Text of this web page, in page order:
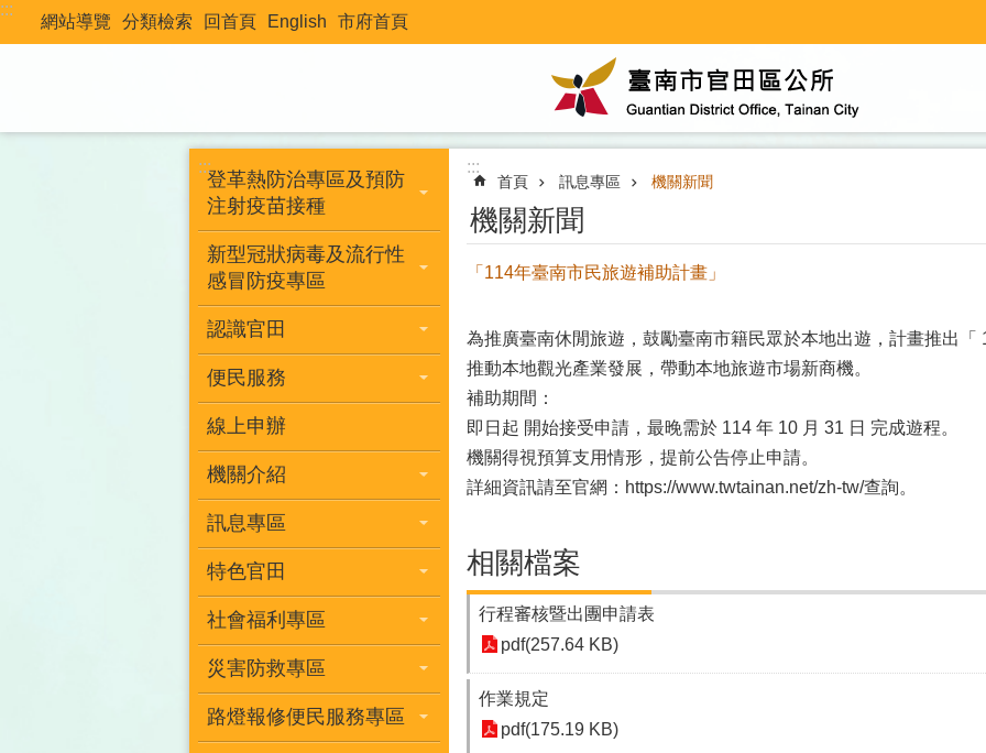
跳到主要內容區塊
:::
網站導覽 分類檢索 回首頁 English 市府首頁
:::
登革熱防治專區及預防
注射疫苗接種
新型冠狀病毒及流行性
感冒防疫專區
認識官田
便民服務
線上申辦
機關介紹
訊息專區
特色官田
社會福利專區
災害防救專區
路燈報修便民服務專區
:::
首頁 訊息專區 機關新聞
機關新聞
「114年臺南市民旅遊補助計畫」
為推廣臺南休閒旅遊，鼓勵臺南市籍民眾於本地出遊，計畫推出
推動本地觀光產業發展，帶動本地旅遊市場新商機。
補助期間：
即日起 開始接受申請，最晚需於 114 年 10 月 31 日 完成遊程。
機關得視預算支用情形，提前公告停止申請。
詳細資訊請至官網：https://www.twtainan.net/zh-tw/查詢。
相關檔案
行程審核暨出團申請表
pdf(257.64 KB)
作業規定
pdf(175.19 KB)